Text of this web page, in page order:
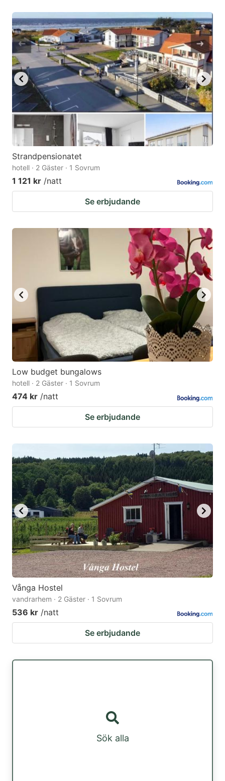
Strandpensionatet
hotell · 2 Gäster · 1 Sovrum
1 121 kr /natt
Se erbjudande
Low budget bungalows
hotell · 2 Gäster · 1 Sovrum
474 kr /natt
Se erbjudande
Vånga Hostel
vandrarhem · 2 Gäster · 1 Sovrum
536 kr /natt
Se erbjudande
Sök alla